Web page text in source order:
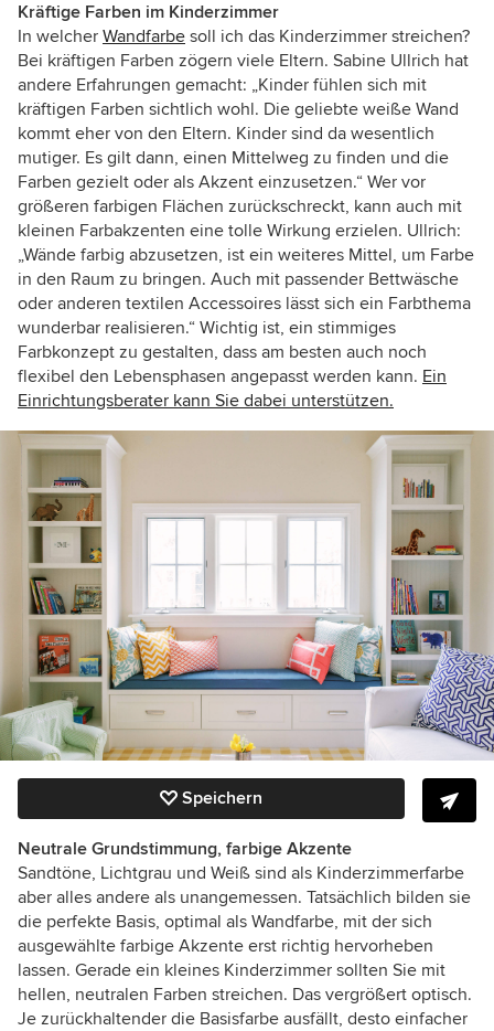
Kräftige Farben im Kinderzimmer
In welcher Wandfarbe soll ich das Kinderzimmer streichen?
Bei kräftigen Farben zögern viele Eltern. Sabine Ullrich hat
andere Erfahrungen gemacht: „Kinder fühlen sich mit
kräftigen Farben sichtlich wohl. Die geliebte weiße Wand
kommt eher von den Eltern. Kinder sind da wesentlich
mutiger. Es gilt dann, einen Mittelweg zu finden und die
Farben gezielt oder als Akzent einzusetzen.“ Wer vor
größeren farbigen Flächen zurückschreckt, kann auch mit
kleinen Farbakzenten eine tolle Wirkung erzielen. Ullrich:
„Wände farbig abzusetzen, ist ein weiteres Mittel, um Farbe
in den Raum zu bringen. Auch mit passender Bettwäsche
oder anderen textilen Accessoires lässt sich ein Farbthema
wunderbar realisieren.“ Wichtig ist, ein stimmiges
Farbkonzept zu gestalten, dass am besten auch noch
flexibel den Lebensphasen angepasst werden kann. Ein
Einrichtungsberater kann Sie dabei unterstützen.
Speichern
Neutrale Grundstimmung, farbige Akzente
Sandtöne, Lichtgrau und Weiß sind als Kinderzimmerfarbe
aber alles andere als unangemessen. Tatsächlich bilden sie
die perfekte Basis, optimal als Wandfarbe, mit der sich
ausgewählte farbige Akzente erst richtig hervorheben
lassen. Gerade ein kleines Kinderzimmer sollten Sie mit
hellen, neutralen Farben streichen. Das vergrößert optisch.
Je zurückhaltender die Basisfarbe ausfällt, desto einfacher